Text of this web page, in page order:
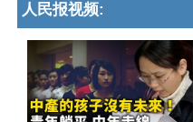
人民报视频: